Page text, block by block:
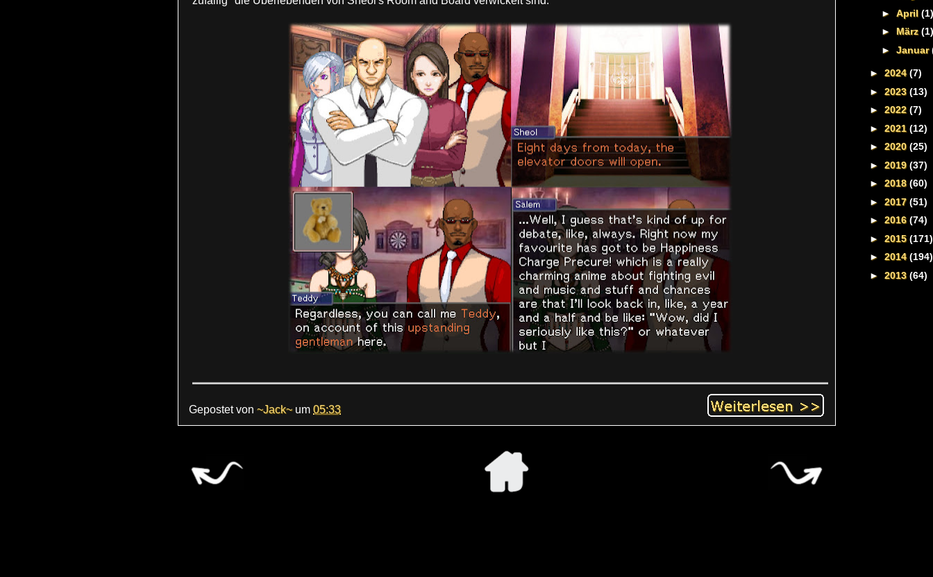
Gepostet von ~Jack~ um 05:33
► April (1)
► März(1)
► Januar
► 2024(7)
► 2023(13)
► 2022 (7)
► 2021 (12)
► 2020(25)
► 2019(37)
► 2018(60)
► 2017(51)
► 2016(74)
► 2015(171)
► 2014(194)
► 2013(64)